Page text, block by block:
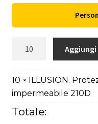
impermeabile
210D
quantità
10 × ILLUSION.
impermeabile 210D
Totale: